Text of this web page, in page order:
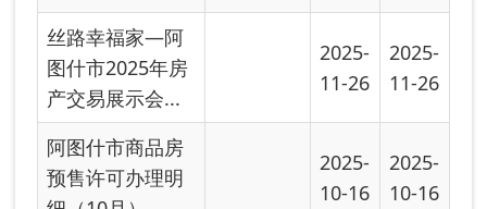
购房补贴花名册
09-26
阿图什市商品房
预售许可办理明
细（7月）
2025-
07-22
阿图什市商品房
预售许可办理明
细（6月）
2025-
06-26